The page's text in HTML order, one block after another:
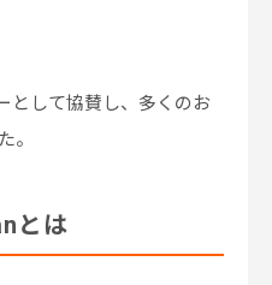
として協賛し、多くのお
。
とは